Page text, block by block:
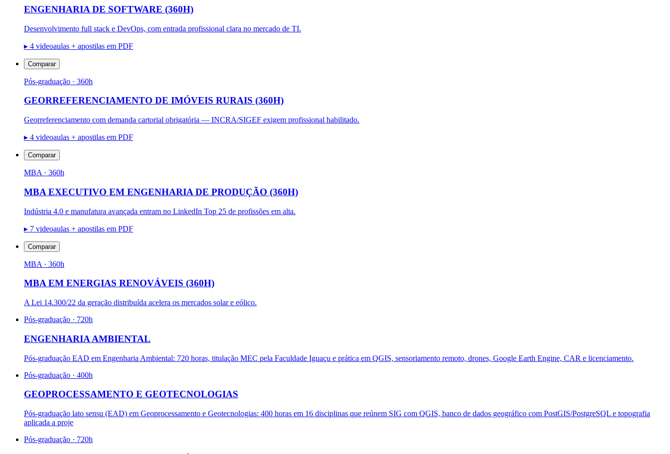
ENGENHARIA DE SOFTWARE (360H)
Desenvolvimento full stack e DevOps, com entrada profissional clara no mercado de TI.
▸ 4 videoaulas + apostilas em PDF
Comparar
Pós-graduação · 360h
GEORREFERENCIAMENTO DE IMÓVEIS RURAIS (360H)
Georreferenciamento com demanda cartorial obrigatória — INCRA/SIGEF exigem profissional habilitado.
▸ 4 videoaulas + apostilas em PDF
Comparar
MBA · 360h
MBA EXECUTIVO EM ENGENHARIA DE PRODUÇÃO (360H)
Indústria 4.0 e manufatura avançada entram no LinkedIn Top 25 de profissões em alta.
▸ 7 videoaulas + apostilas em PDF
Comparar
MBA · 360h
MBA EM ENERGIAS RENOVÁVEIS (360H)
A Lei 14.300/22 da geração distribuída acelera os mercados solar e eólico.
Pós-graduação · 720h
ENGENHARIA AMBIENTAL
Pós-graduação EAD em Engenharia Ambiental: 720 horas, titulação MEC pela Faculdade Iguaçu e prática em QGIS, sensoriamento remoto, drones, Google Earth Engine, CAR e licenciamento.
Pós-graduação · 400h
GEOPROCESSAMENTO E GEOTECNOLOGIAS
Pós-graduação lato sensu (EAD) em Geoprocessamento e Geotecnologias: 400 horas em 16 disciplinas que reúnem SIG com QGIS, banco de dados geográfico com PostGIS/PostgreSQL e topografia
aplicada a proje
Pós-graduação · 720h